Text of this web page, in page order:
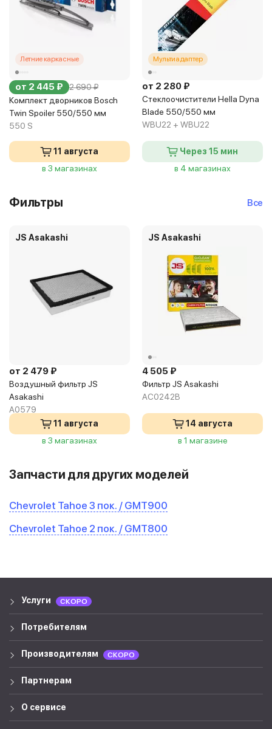
Летние каркасные
от 2 445 ₽ 2 690 ₽
Комплект дворников Bosch
Twin Spoiler 550/550 мм
550 S
11 августа
в 3 магазинах
Мультиадаптер
от 2 280 ₽
Стеклоочистители Hella Dyna
Blade 550/550 мм
WBU22 + WBU22
Через 15 мин
в 4 магазинах
Фильтры Все
JS Asakashi
от 2 479 ₽
Воздушный фильтр JS
Asakashi
A0579
11 августа
в 3 магазинах
JS Asakashi
4 505 ₽
Фильтр JS Asakashi
AC0242B
14 августа
в 1 магазине
Запчасти для других моделей
Chevrolet Tahoe 3 пок. / GMT900
Chevrolet Tahoe 2 пок. / GMT800
Услуги СКОРО
Потребителям
Производителям СКОРО
Партнерам
О сервисе